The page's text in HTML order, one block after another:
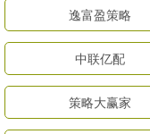
逸富盈策略
中联亿配
策略大赢家